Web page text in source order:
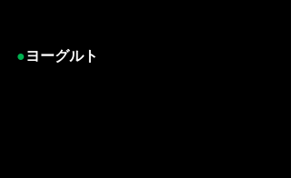
●ヨーグルト